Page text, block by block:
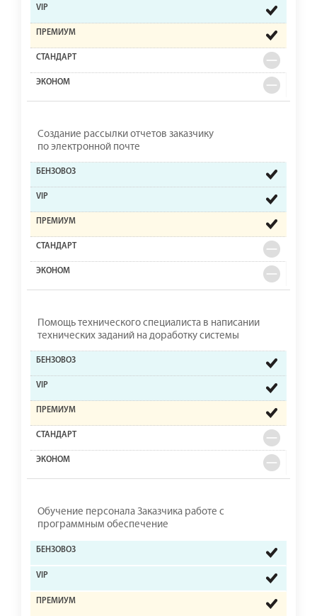
Создание рассылки отчетов заказчику
по электронной почте
Помощь технического специалиста в написании
технических заданий на доработку системы
Обучение персонала Заказчика работе с
программным обеспечение